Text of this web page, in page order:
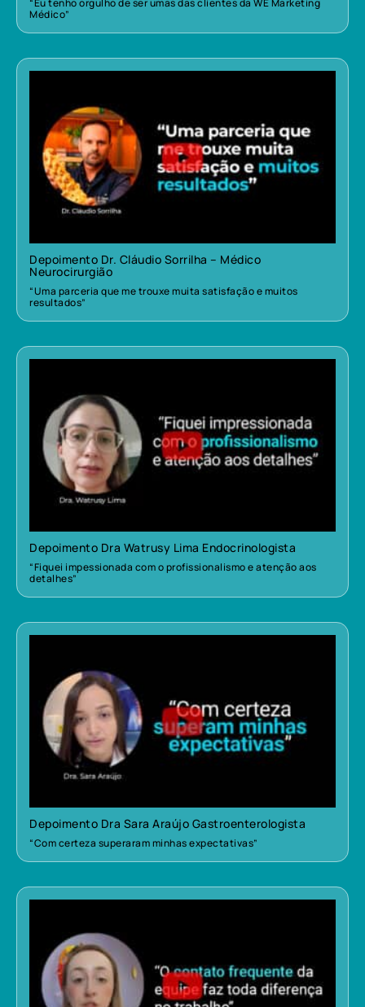
“Eu tenho orgulho de ser umas das clientes da WE Marketing
Médico”
Depoimento Dr. Cláudio Sorrilha – Médico
Neurocirurgião
“Uma parceria que me trouxe muita satisfação e muitos
resultados”
Depoimento Dra Watrusy Lima Endocrinologista
“Fiquei impessionada com o profissionalismo e atenção aos
detalhes”
Depoimento Dra Sara Araújo Gastroenterologista
“Com certeza superaram minhas expectativas”